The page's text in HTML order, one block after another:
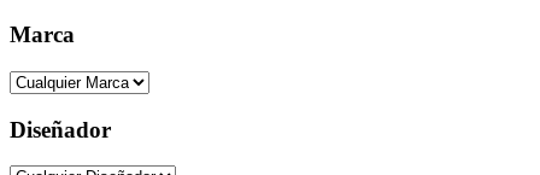
Marca
Diseñador